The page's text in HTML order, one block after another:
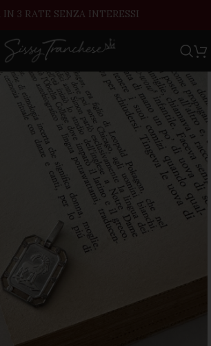
IN 3 RATE SENZA INTERESSI